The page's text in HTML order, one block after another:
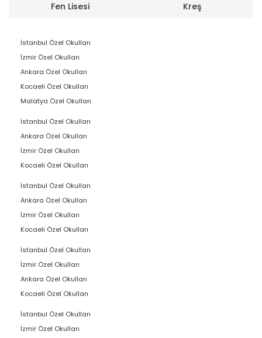
Fen Lisesi
Kreş
İstanbul Özel Okulları
İzmir Özel Okulları
Ankara Özel Okulları
Kocaeli Özel Okulları
Malatya Özel Okulları
İstanbul Özel Okulları
Ankara Özel Okulları
İzmir Özel Okulları
Kocaeli Özel Okulları
İstanbul Özel Okulları
Ankara Özel Okulları
İzmir Özel Okulları
Kocaeli Özel Okulları
İstanbul Özel Okulları
İzmir Özel Okulları
Ankara Özel Okulları
Kocaeli Özel Okulları
İstanbul Özel Okulları
İzmir Özel Okulları